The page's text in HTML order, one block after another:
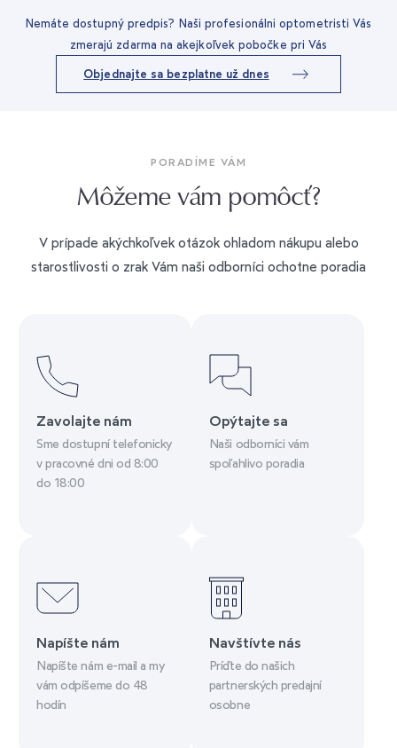
Nemáte dostupný predpis? Naši profesionálni optometristi Vás
zmerajú zdarma na akejkoľvek pobočke pri Vás
Objednajte sa bezplatne už dnes
PORADÍME VÁM
Môžeme vám pomôcť?
V prípade akýchkoľvek otázok ohladom nákupu alebo
starostlivosti o zrak Vám naši odborníci ochotne poradia
Zavolajte nám
Sme dostupní telefonicky
v pracovné dni od 8:00
do 18:00
Opýtajte sa
Naši odborníci vám
spoľahlivo poradia
Napíšte nám
Napíšte nám e-mail a my
vám odpíšeme do 48
hodín
Navštívte nás
Príďte do našich
partnerských predajní
osobne